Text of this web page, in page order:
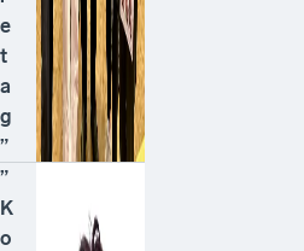
e
t
a
g
”
”
K
o